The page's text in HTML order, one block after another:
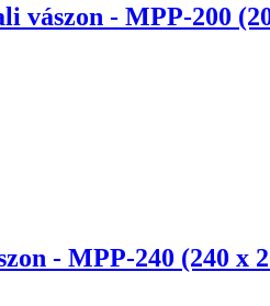
vászon - MPP-200
- MPP-240 (240 x